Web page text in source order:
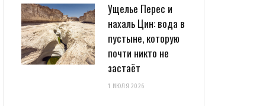
Ущелье Перес и
нахаль Цин: вода в
пустыне, которую
почти никто не
застаёт
1 ИЮЛЯ 2026